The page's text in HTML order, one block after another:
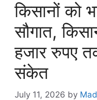
किसानों को
सौगात,
हजार रुपए
संकेत
July 11, 2026 by